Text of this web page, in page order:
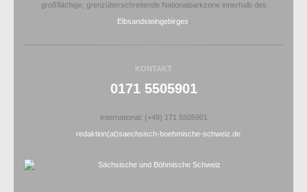
großflächige, grenzüberschreitende Nationalparkzone innerhalb des
Elbsandsteingebirges
KONTAKT
0171 5505901
International: (+49) 171 5505901
redaktion(at)saechsisch-boehmische-schweiz.de